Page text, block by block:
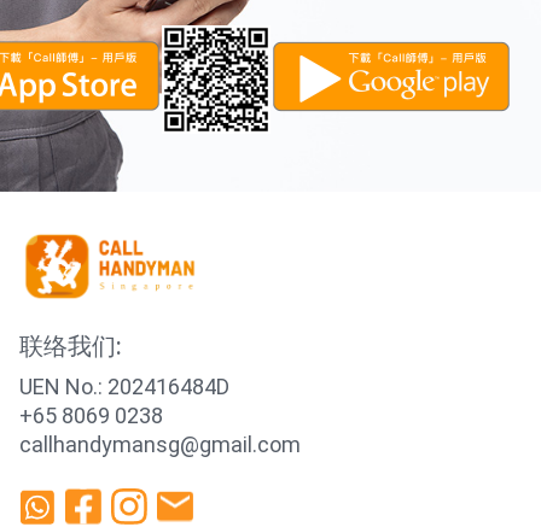
联络我们:
UEN No.: 202416484D
+65 8069 0238
callhandymansg@gmail.com